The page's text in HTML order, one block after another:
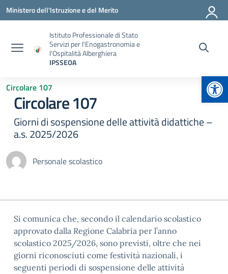
Vai ai contenuti
Vai al menu di navigazione
Vai al footer
Ministero dell'Istruzione e del Merito
Istituto Professionale di Stato
Servizi per l'Enogastronomia e
l'Ospitalità Alberghiera
IPSSEOA
Circolare 107
Circolare 107
Giorni di sospensione delle attività didattiche –
a.s. 2025/2026
Personale scolastico
Si comunica che, secondo il calendario scolastico
approvato dalla Regione Calabria per l’anno
scolastico 2025/2026, sono previsti, oltre che nei
giorni riconosciuti come festività nazionali, i
seguenti periodi di sospensione delle attività